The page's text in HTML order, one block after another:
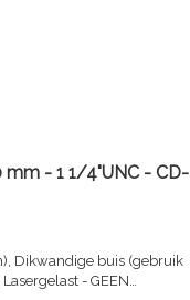
- 1 1/4"UNC - CD-